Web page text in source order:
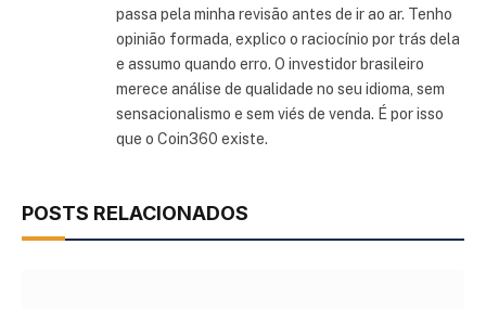
passa pela minha revisão antes de ir ao ar. Tenho
opinião formada, explico o raciocínio por trás dela
e assumo quando erro. O investidor brasileiro
merece análise de qualidade no seu idioma, sem
sensacionalismo e sem viés de venda. É por isso
que o Coin360 existe.
POSTS RELACIONADOS